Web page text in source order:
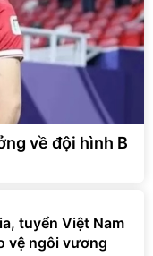
về đội hình B
tuyển Việt Nam
vệ ngôi vương